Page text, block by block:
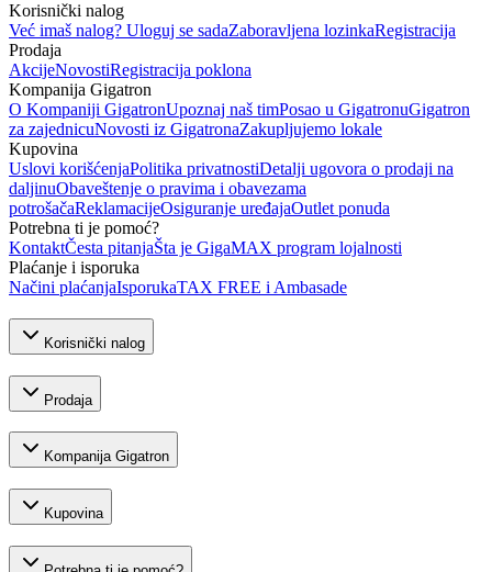
Korisnički nalog
Već imaš nalog? Uloguj se sadaZaboravljena lozinkaRegistracija
Prodaja
AkcijeNovostiRegistracija poklona
Kompanija Gigatron
O Kompaniji GigatronUpoznaj naš timPosao u GigatronuGigatron
za zajednicuNovosti iz GigatronaZakupljujemo lokale
Kupovina
Uslovi korišćenjaPolitika privatnostiDetalji ugovora o prodaji na
daljinuObaveštenje o pravima i obavezama
potrošačaReklamacijeOsiguranje uređajaOutlet ponuda
Potrebna ti je pomoć?
KontaktČesta pitanjaŠta je GigaMAX program lojalnosti
Plaćanje i isporuka
Načini plaćanjaIsporukaTAX FREE i Ambasade
Korisnički nalog
Prodaja
Kompanija Gigatron
Kupovina